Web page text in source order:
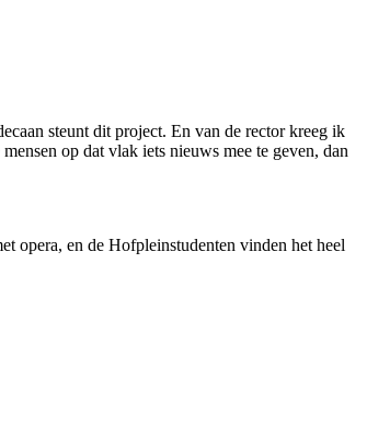
steunt dit project. En van de rector kreeg ik
op dat vlak iets nieuws mee te geven, dan
opera, en de Hofpleinstudenten vinden het heel